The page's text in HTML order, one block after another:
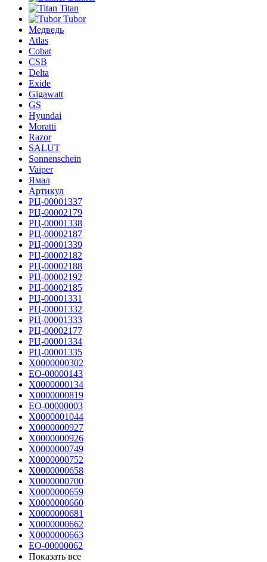
Titan
Tubor
Медведь
Atlas
Cobat
CSB
Delta
Exide
Gigawatt
GS
Hyundai
Moratti
Razor
SALUT
Sonnenschein
Vaiper
Ямал
Артикул
РЦ-00001337
РЦ-00002179
РЦ-00001338
РЦ-00002187
РЦ-00001339
РЦ-00002182
РЦ-00002188
РЦ-00002192
РЦ-00002185
РЦ-00001331
РЦ-00001332
РЦ-00001333
РЦ-00002177
РЦ-00001334
РЦ-00001335
Х0000000302
ЕО-00000143
Х0000000134
Х0000000819
ЕО-00000003
Х0000001044
Х0000000927
Х0000000926
Х0000000749
Х0000000752
Х0000000658
Х0000000700
Х0000000659
Х0000000660
Х0000000681
Х0000000662
Х0000000663
ЕО-00000062
Показать все